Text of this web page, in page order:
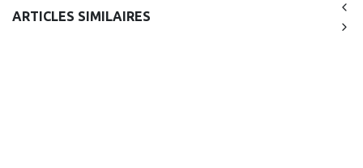
ARTICLES SIMILAIRES